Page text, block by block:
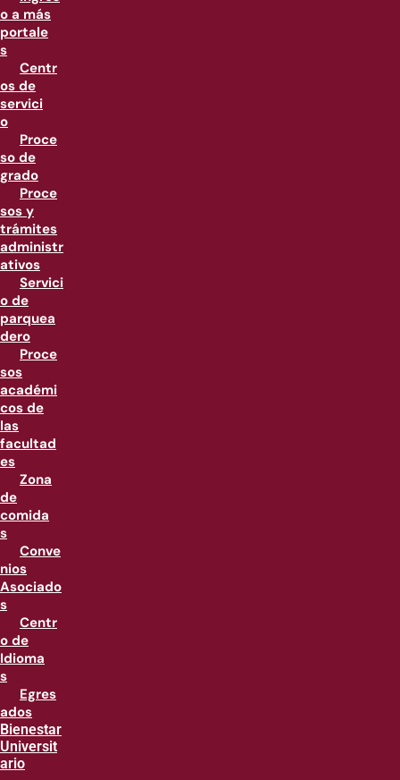
o a más
portale
s
Centr
os de
servici
o
Proce
so de
grado
Proce
sos y
trámites
administr
ativos
Servici
o de
parquea
dero
Proce
sos
académi
cos de
las
facultad
es
Zona
de
comida
s
Conve
nios
Asociado
s
Centr
o de
Idioma
s
Egres
ados
Bienestar
Universit
ario